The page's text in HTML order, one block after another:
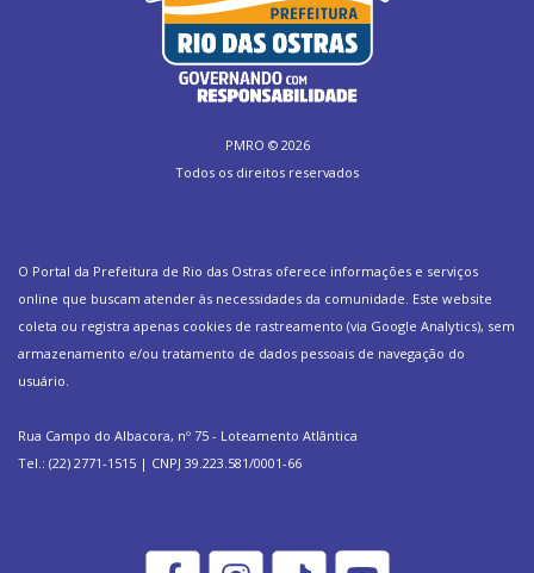
PMRO © 2026
Todos os direitos reservados
O Portal da Prefeitura de Rio das Ostras oferece informações e serviços
online que buscam atender às necessidades da comunidade. Este website
coleta ou registra apenas cookies de rastreamento (via Google Analytics), sem
armazenamento e/ou tratamento de dados pessoais de navegação do
usuário.
Rua Campo do Albacora, nº 75 - Loteamento Atlântica
Tel.: (22) 2771-1515 | CNPJ 39.223.581/0001-66